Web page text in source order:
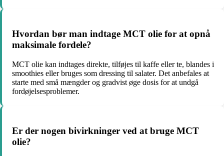
Hvordan bør man indtage MCT olie for at opnå
maksimale fordele?
MCT olie kan indtages direkte, tilføjes til kaffe eller te, blandes i
smoothies eller bruges som dressing til salater. Det anbefales at
starte med små mængder og gradvist øge dosis for at undgå
fordøjelsesproblemer.
Er der nogen bivirkninger ved at bruge MCT
olie?